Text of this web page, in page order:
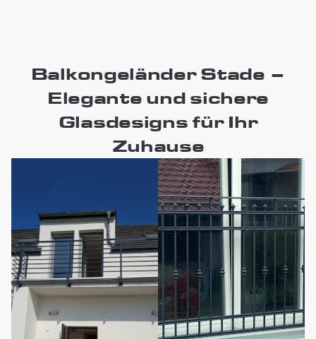
Balkongeländer Stade –
Elegante und sichere
Glasdesigns für Ihr
Zuhause